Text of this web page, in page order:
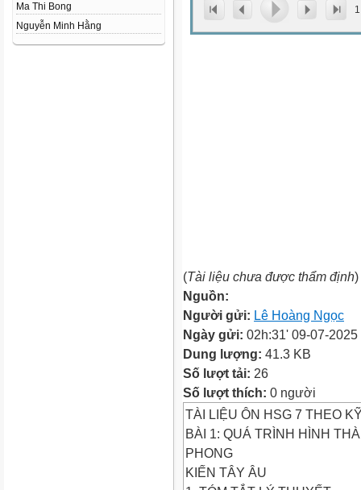
Ma Thi Bong
Nguyễn Minh Hằng
1
(Tài liệu chưa được thẩm định)
Nguồn:
Người gửi: Lê Hoàng Ngọc
Ngày gửi: 02h:31' 09-07-2025
Dung lượng: 41.3 KB
Số lượt tải: 26
Số lượt thích: 0 người
TÀI LIỆU ÔN HSG 7 THEO
BÀI 1: QUÁ TRÌNH HÌNH
PHONG
KIẾN TÂY ÂU